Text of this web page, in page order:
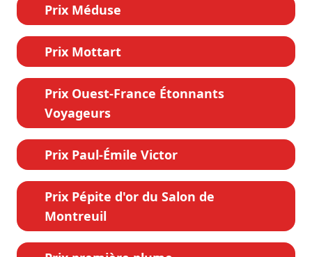
Prix Méduse
Prix Mottart
Prix Ouest-France Étonnants
Voyageurs
Prix Paul-Émile Victor
Prix Pépite d'or du Salon de
Montreuil